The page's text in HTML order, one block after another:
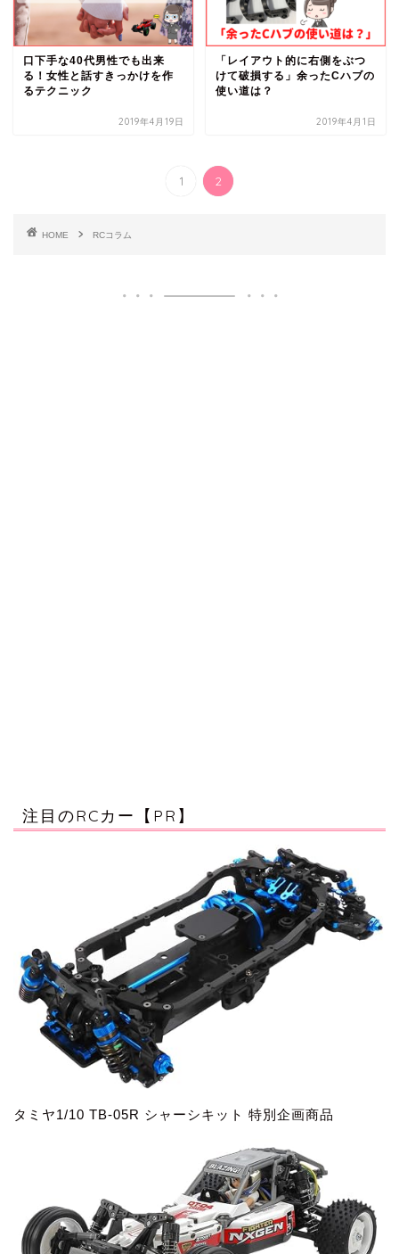
口下手な40代男性でも出来
る！女性と話すきっかけを作
るテクニック
2019年4月19日
「レイアウト的に右側をぶつ
けて破損する」余ったCハブの
使い道は？
2019年4月1日
1 2
HOME RCコラム
注目のRCカー【PR】
タミヤ1/10 TB-05R シャーシキット 特別企画商品